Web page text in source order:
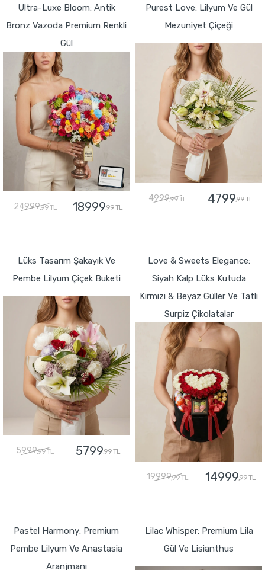
Ultra-Luxe Bloom: Antik
Bronz Vazoda Premium Renkli
Gül
24999,99 TL 18999,99 TL
Purest Love: Lilyum Ve Gül
Mezuniyet Çiçeği
4999,99 TL 4799,99 TL
Lüks Tasarım Şakayık Ve
Pembe Lilyum Çiçek Buketi
5999,99 TL 5799,99 TL
Love & Sweets Elegance:
Siyah Kalp Lüks Kutuda
Kırmızı & Beyaz Güller Ve Tatlı
Surpiz Çikolatalar
19999,99 TL 14999,99 TL
Pastel Harmony: Premium
Pembe Lilyum Ve Anastasia
Aranjmanı
Lilac Whisper: Premium Lila
Gül Ve Lisianthus